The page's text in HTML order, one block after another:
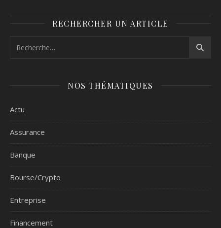
guide complet
vos besoins
RECHERCHER UN ARTICLE
NOS THÉMATIQUES
Actu
Assurance
Banque
Bourse/Crypto
Entreprise
Financement